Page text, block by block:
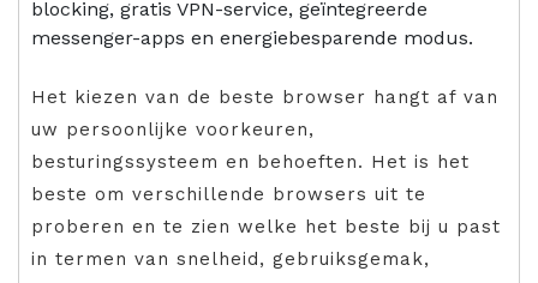
blocking, gratis VPN-service, geïntegreerde
messenger-apps en energiebesparende modus.
Het kiezen van de beste browser hangt af van
uw persoonlijke voorkeuren,
besturingssysteem en behoeften. Het is het
beste om verschillende browsers uit te
proberen en te zien welke het beste bij u past
in termen van snelheid, gebruiksgemak,